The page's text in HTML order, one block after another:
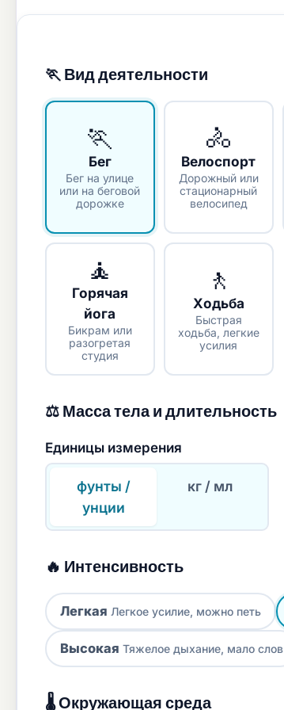
🏃 Вид деятельности
🏃
Бег
Бег на улице
или на беговой
дорожке
🚴
Велоспорт
Дорожный или
стационарный
велосипед
🧘
Горячая
йога
Бикрам или
разогретая
студия
🚶
Ходьба
Быстрая
ходьба, легкие
усилия
⚖️ Масса тела и длительность
Единицы измерения
фунты /
унции
кг / мл
🔥 Интенсивность
Легкая Легкое усилие, можно петь
Высокая Тяжелое дыхание, мало слов
🌡 Окружающая среда